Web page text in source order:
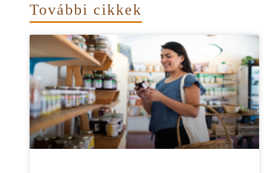
További cikkek